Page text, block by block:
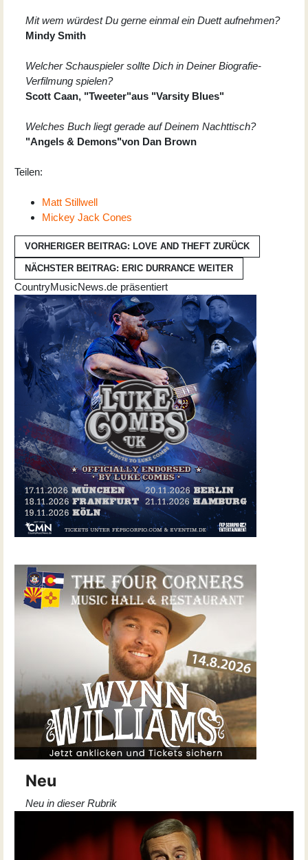
Mit wem würdest Du gerne einmal ein Duett aufnehmen?
Mindy Smith
Welcher Schauspieler sollte Dich in Deiner Biografie-
Verfilmung spielen?
Scott Caan, "Tweeter"aus "Varsity Blues"
Welches Buch liegt gerade auf Deinem Nachttisch?
"Angels & Demons"von Dan Brown
Teilen:
Matt Stillwell
Mickey Jack Cones
VORHERIGER BEITRAG: LOVE AND THEFT ZURÜCK
NÄCHSTER BEITRAG: ERIC DURRANCE WEITER
CountryMusicNews.de präsentiert
Neu
Neu in dieser Rubrik